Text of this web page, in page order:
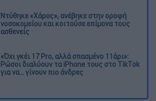
Ντύθηκε «Χάρος», ανέβηκε στην οροφή
νοσοκομείου και κοιτούσε επίμονα τους
ασθενείς
«Όχι γκέι 17 Pro, αλλά σπασμένο 11άρι»:
Ρώσοι διαλύουν τα iPhone τους στο TikTok
για να... γίνουν πιο άνδρες